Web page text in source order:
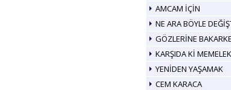
AMCAM İÇİN
NE ARA BÖYLE
GÖZLERİNE
KARŞIDA Kİ
YENİDEN YAŞAMAK
CEM KARACA